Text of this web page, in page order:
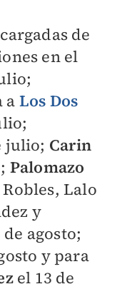
de
en el
a Los Dos
julio; Carin
Palomazo
Lalo
y
agosto;
y para
el 13 de